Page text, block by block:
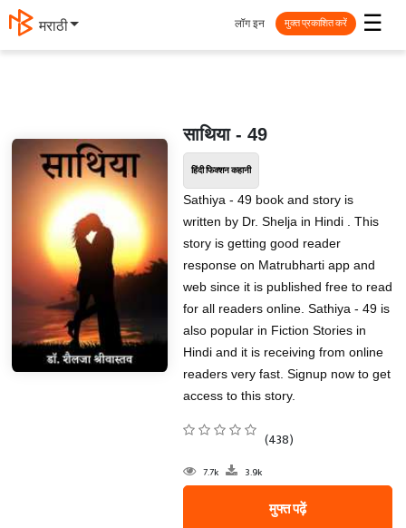
मराठी ☰
लॉग इन मुक्त प्रकाशित करें
साथिया - 49
हिंदी फिक्शन कहानी
Sathiya - 49 book and story is
written by Dr. Shelja in Hindi . This
story is getting good reader
response on Matrubharti app and
web since it is published free to read
for all readers online. Sathiya - 49 is
also popular in Fiction Stories in
Hindi and it is receiving from online
readers very fast. Signup now to get
access to this story.
(438)
7.7k 3.9k
मुफ्त पढ़ें